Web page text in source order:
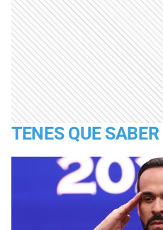
TENES QUE SABER